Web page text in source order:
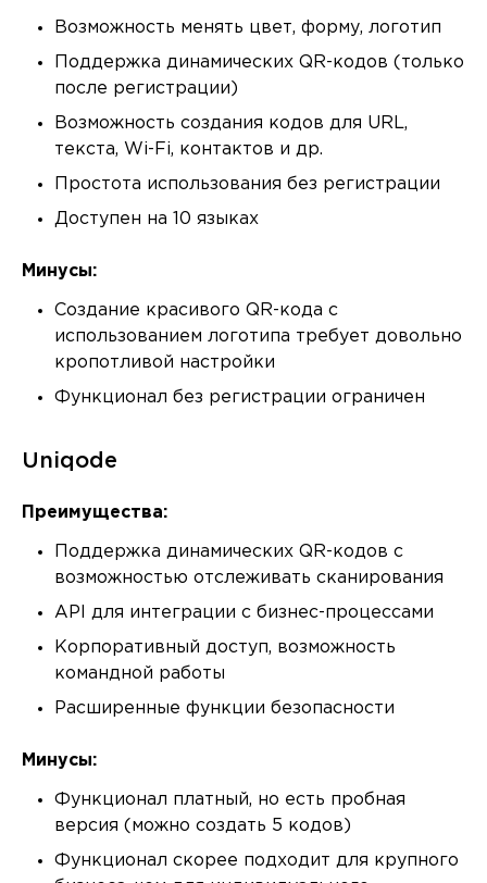
Возможность менять цвет, форму, логотип
Поддержка динамических QR-кодов (только
после регистрации)
Возможность создания кодов для URL,
текста, Wi-Fi, контактов и др.
Простота использования без регистрации
Доступен на 10 языках
Минусы:
Создание красивого QR-кода с
использованием логотипа требует довольно
кропотливой настройки
Функционал без регистрации ограничен
Uniqode
Преимущества:
Поддержка динамических QR-кодов с
возможностью отслеживать сканирования
API для интеграции с бизнес-процессами
Корпоративный доступ, возможность
командной работы
Расширенные функции безопасности
Минусы:
Функционал платный, но есть пробная
версия (можно создать 5 кодов)
Функционал скорее подходит для крупного